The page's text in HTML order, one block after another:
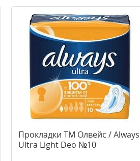
Lipoic Acid (Ліпоєва
300 мг 60 таблеток ТМ
Лайф / Country Life
Купити
-20%
Прокладки ТМ Олвейс / Always
Ultra Light Deo №10